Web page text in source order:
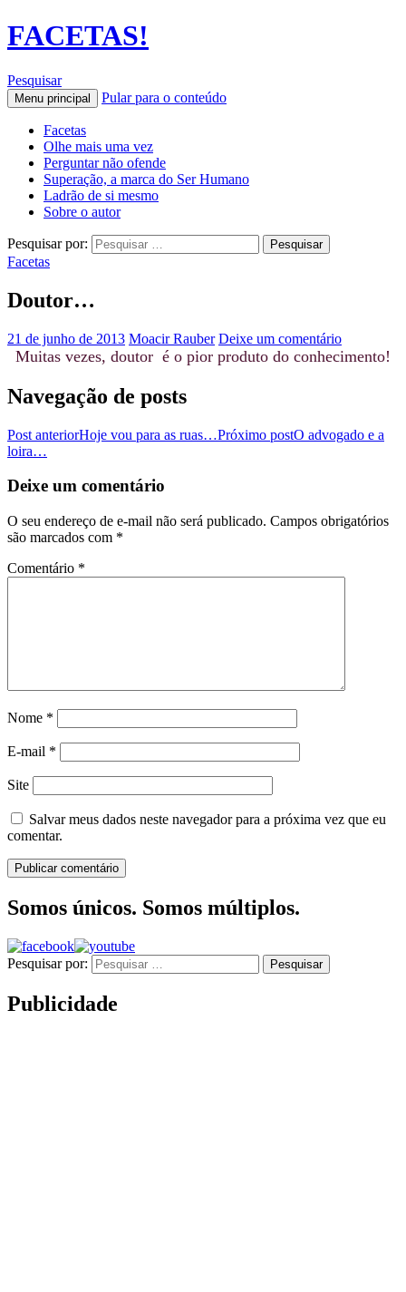
FACETAS!
Pesquisar
Menu principal Pular para o conteúdo
Facetas
Olhe mais uma vez
Perguntar não ofende
Superação, a marca do Ser Humano
Ladrão de si mesmo
Sobre o autor
Pesquisar por:
Facetas
Doutor…
21 de junho de 2013 Moacir Rauber Deixe um comentário
Muitas vezes, doutor é o pior produto do conhecimento!
Navegação de posts
Post anteriorHoje vou para as ruas…Próximo postO advogado e a
loira…
Deixe um comentário
O seu endereço de e-mail não será publicado. Campos obrigatórios
são marcados com *
Comentário *
Nome *
E-mail *
Site
Salvar meus dados neste navegador para a próxima vez que eu
comentar.
Somos únicos. Somos múltiplos.
Pesquisar por:
Publicidade